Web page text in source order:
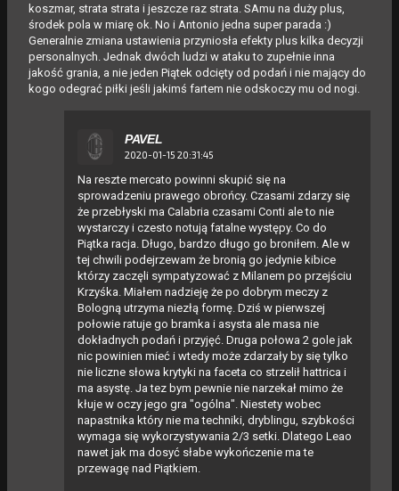
koszmar, strata strata i jeszcze raz strata. SAmu na duży plus,
środek pola w miarę ok. No i Antonio jedna super parada :)
Generalnie zmiana ustawienia przyniosła efekty plus kilka decyzji
personalnych. Jednak dwóch ludzi w ataku to zupełnie inna
jakość grania, a nie jeden Piątek odcięty od podań i nie mający do
kogo odegrać piłki jeśli jakimś fartem nie odskoczy mu od nogi.
PAVEL
2020-01-15 20:31:45
Na reszte mercato powinni skupić się na
sprowadzeniu prawego obrońcy. Czasami zdarzy się
że przebłyski ma Calabria czasami Conti ale to nie
wystarczy i czesto notują fatalne występy. Co do
Piątka racja. Długo, bardzo długo go broniłem. Ale w
tej chwili podejrzewam że bronią go jedynie kibice
którzy zaczęli sympatyzować z Milanem po przejściu
Krzyśka. Miałem nadzieję że po dobrym meczy z
Bologną utrzyma niezłą formę. Dziś w pierwszej
połowie ratuje go bramka i asysta ale masa nie
dokładnych podań i przyjęć. Druga połowa 2 gole jak
nic powinien mieć i wtedy może zdarzały by się tylko
nie liczne słowa krytyki na faceta co strzelił hattrica i
ma asystę. Ja tez bym pewnie nie narzekał mimo że
kłuje w oczy jego gra "ogólna". Niestety wobec
napastnika który nie ma techniki, dryblingu, szybkości
wymaga się wykorzystywania 2/3 setki. Dlatego Leao
nawet jak ma dosyć słabe wykończenie ma te
przewagę nad Piątkiem.